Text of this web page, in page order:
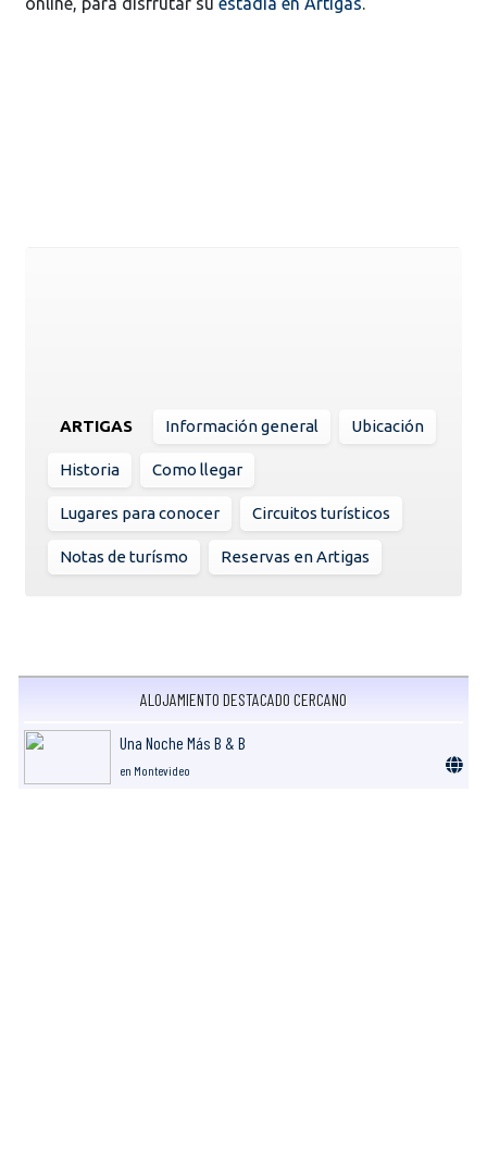
ARTIGAS Información general Ubicación
Historia Como llegar
Lugares para conocer Circuitos turísticos
Notas de turísmo Reservas en Artigas
ALOJAMIENTO DESTACADO CERCANO
Una Noche Más B & B
en Montevideo